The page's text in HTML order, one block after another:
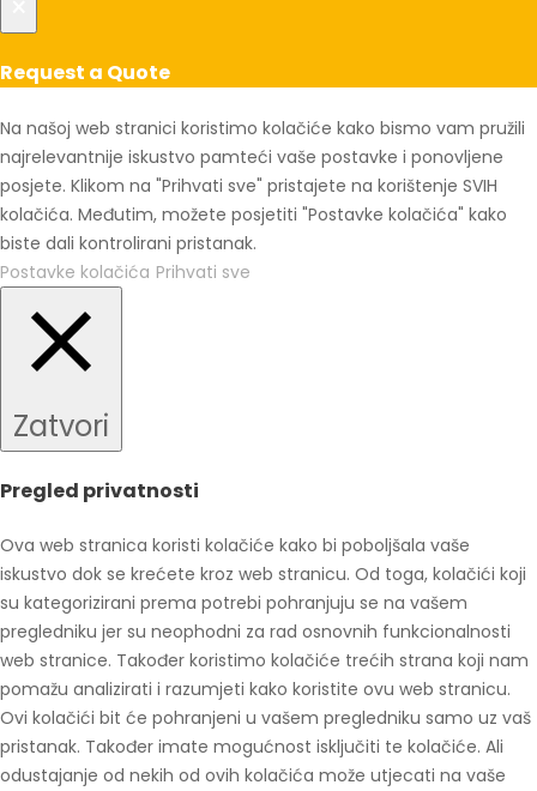
Request a Quote
Na našoj web stranici koristimo kolačiće kako bismo vam pružili
najrelevantnije iskustvo pamteći vaše postavke i ponovljene
posjete. Klikom na "Prihvati sve" pristajete na korištenje SVIH
kolačića. Međutim, možete posjetiti "Postavke kolačića" kako
biste dali kontrolirani pristanak.
Postavke kolačića Prihvati sve
Zatvori
Pregled privatnosti
Ova web stranica koristi kolačiće kako bi poboljšala vaše
iskustvo dok se krećete kroz web stranicu. Od toga, kolačići koji
su kategorizirani prema potrebi pohranjuju se na vašem
pregledniku jer su neophodni za rad osnovnih funkcionalnosti
web stranice. Također koristimo kolačiće trećih strana koji nam
pomažu analizirati i razumjeti kako koristite ovu web stranicu.
Ovi kolačići bit će pohranjeni u vašem pregledniku samo uz vaš
pristanak. Također imate mogućnost isključiti te kolačiće. Ali
odustajanje od nekih od ovih kolačića može utjecati na vaše